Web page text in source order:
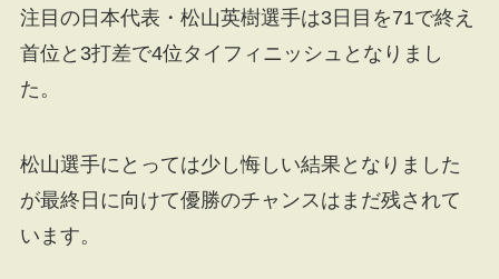
注目の日本代表・松山英樹選手は3日目を71で終え
首位と3打差で4位タイフィニッシュとなりまし
た。
松山選手にとっては少し悔しい結果となりました
が最終日に向けて優勝のチャンスはまだ残されて
います。